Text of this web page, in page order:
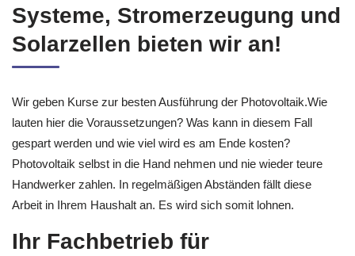
Systeme, Stromerzeugung und
Solarzellen bieten wir an!
Wir geben Kurse zur besten Ausführung der Photovoltaik.Wie
lauten hier die Voraussetzungen? Was kann in diesem Fall
gespart werden und wie viel wird es am Ende kosten?
Photovoltaik selbst in die Hand nehmen und nie wieder teure
Handwerker zahlen. In regelmäßigen Abständen fällt diese
Arbeit in Ihrem Haushalt an. Es wird sich somit lohnen.
Ihr Fachbetrieb für